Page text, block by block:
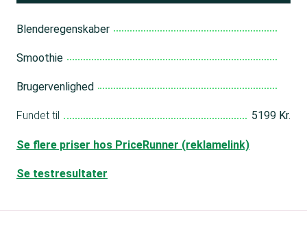
Blenderegenskaber
Smoothie
Brugervenlighed
Fundet til 5199 Kr.
Se flere priser hos PriceRunner (reklamelink)
Se testresultater